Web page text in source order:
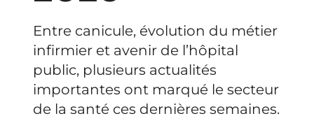
Entre canicule, évolution du métier
infirmier et avenir de l’hôpital
public, plusieurs actualités
importantes ont marqué le secteur
de la santé ces dernières semaines.